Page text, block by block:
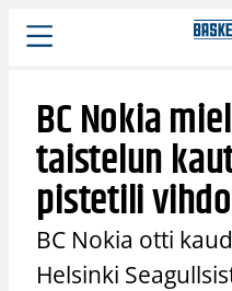
Siirry
sisältöön
BC Nokia
taistelun
pistetili
BC Nokia otti
Helsinki